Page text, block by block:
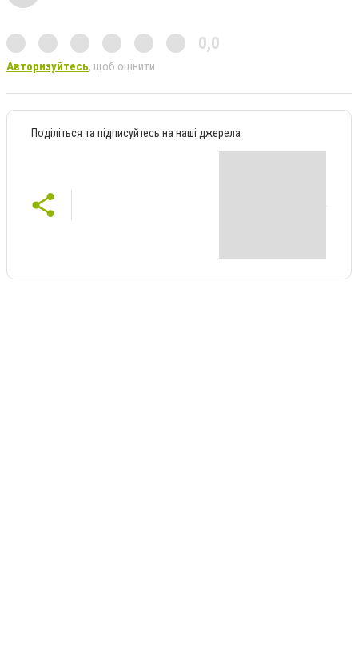
0,0
Авторизуйтесь, щоб оцінити
Поділіться та підписуйтесь на наші джерела